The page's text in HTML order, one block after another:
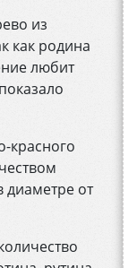
из
как родина
любит
красного
диаметре от